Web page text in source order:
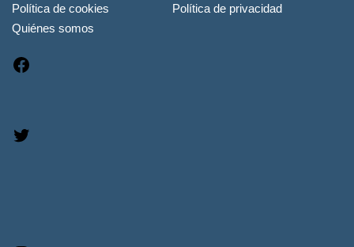
Política de cookies
Política de privacidad
Quiénes somos